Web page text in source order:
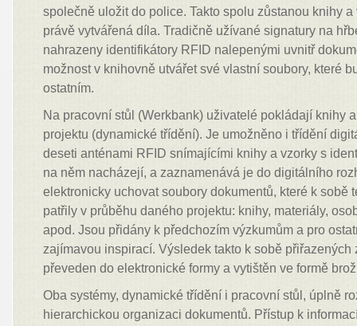
společně uložit do police. Takto spolu zůstanou knihy
právě vytvářená díla. Tradičně užívané signatury na
nahrazeny identifikátory RFID nalepenými uvnitř
možnost v knihovně utvářet své vlastní soubory, které
ostatním.
Na pracovní stůl (Werkbank) uživatelé pokládají knihy
projektu (dynamické třídění). Je umožněno i třídění
deseti anténami RFID snímajícími knihy a vzorky s
na něm nacházejí, a zaznamenává je do digitálního
elektronicky uchovat soubory dokumentů, které k sobě
patřily v průběhu daného projektu: knihy, materiály,
apod. Jsou přidány k předchozím výzkumům a pro
zajímavou inspirací. Výsledek takto k sobě přiřazených
převeden do elektronické formy a vytištěn ve formě
Oba systémy, dynamické třídění i pracovní stůl, úplně
hierarchickou organizaci dokumentů. Přístup k